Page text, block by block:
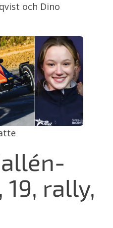
och Dino
rally,